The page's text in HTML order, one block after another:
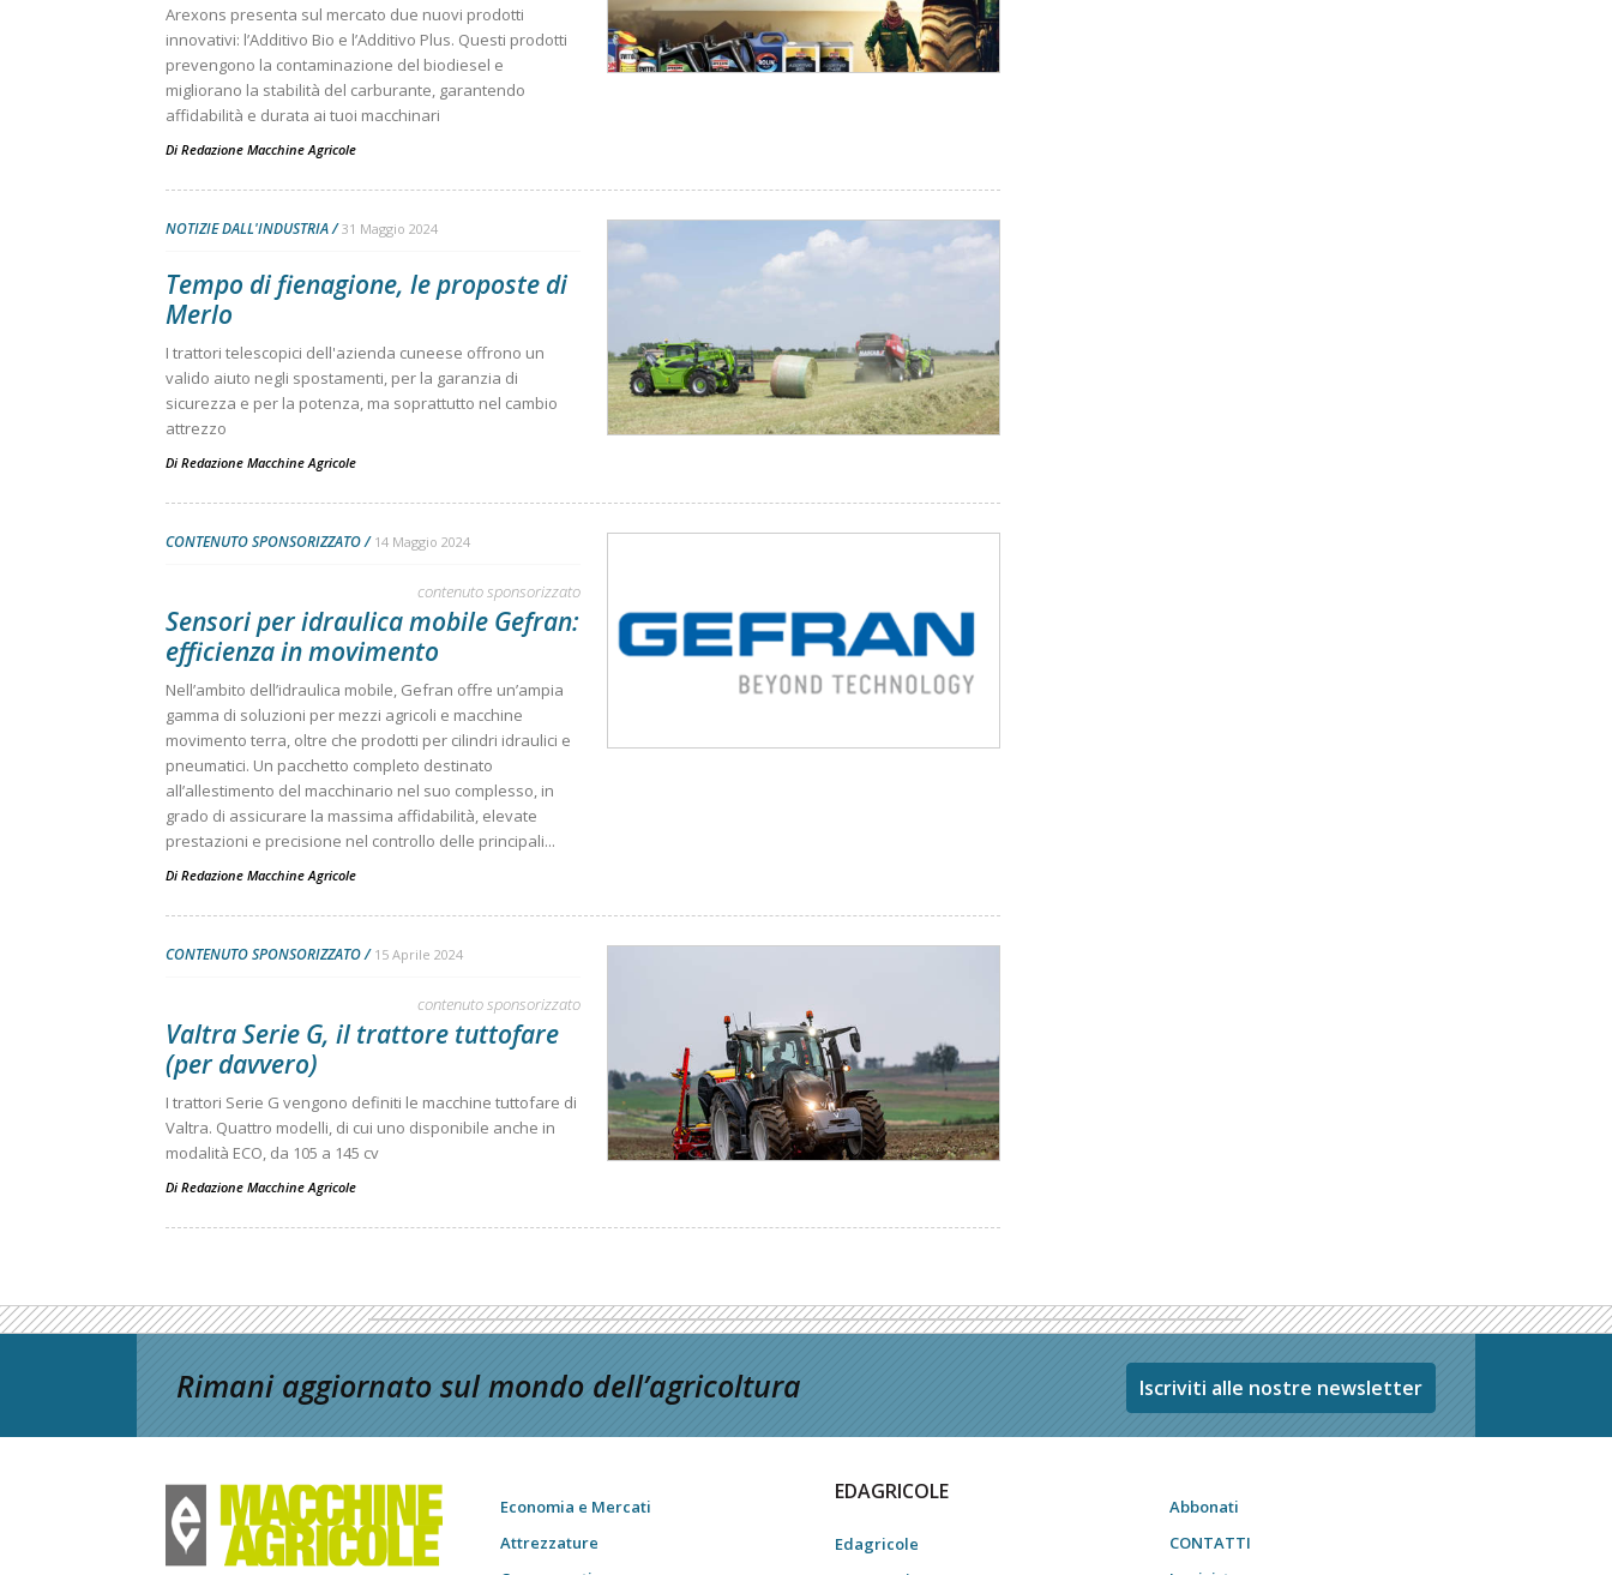
Arexons presenta sul mercato due nuovi prodotti
innovativi: l’Additivo Bio e l’Additivo Plus. Questi prodotti
prevengono la contaminazione del biodiesel e
migliorano la stabilità del carburante, garantendo
affidabilità e durata ai tuoi macchinari
Di Redazione Macchine Agricole
NOTIZIE DALL'INDUSTRIA 31 Maggio 2024
Tempo di fienagione, le proposte di
Merlo
I trattori telescopici dell'azienda cuneese offrono un
valido aiuto negli spostamenti, per la garanzia di
sicurezza e per la potenza, ma soprattutto nel cambio
attrezzo
Di Redazione Macchine Agricole
CONTENUTO SPONSORIZZATO 14 Maggio 2024
contenuto sponsorizzato
Sensori per idraulica mobile Gefran:
efficienza in movimento
Nell’ambito dell’idraulica mobile, Gefran offre un’ampia
gamma di soluzioni per mezzi agricoli e macchine
movimento terra, oltre che prodotti per cilindri idraulici e
pneumatici. Un pacchetto completo destinato
all’allestimento del macchinario nel suo complesso, in
grado di assicurare la massima affidabilità, elevate
prestazioni e precisione nel controllo delle principali...
Di Redazione Macchine Agricole
CONTENUTO SPONSORIZZATO 15 Aprile 2024
contenuto sponsorizzato
Valtra Serie G, il trattore tuttofare
(per davvero)
I trattori Serie G vengono definiti le macchine tuttofare di
Valtra. Quattro modelli, di cui uno disponibile anche in
modalità ECO, da 105 a 145 cv
Di Redazione Macchine Agricole
Rimani aggiornato sul mondo dell’agricoltura Iscriviti alle nostre newsletter
Economia e Mercati
Attrezzature
EDAGRICOLE
Edagricole
Abbonati
CONTATTI